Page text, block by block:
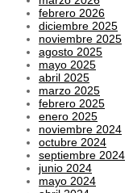
febrero 2026
diciembre 2025
noviembre 2025
agosto 2025
mayo 2025
abril 2025
marzo 2025
febrero 2025
enero 2025
noviembre 2024
octubre 2024
septiembre 2024
junio 2024
mayo 2024